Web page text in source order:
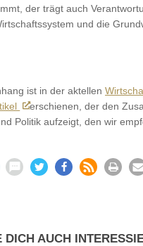
der trägt auch
und die
ist in der aktellen
erschienen, der den
Politik aufzeigt, den wir
DICH AUCH